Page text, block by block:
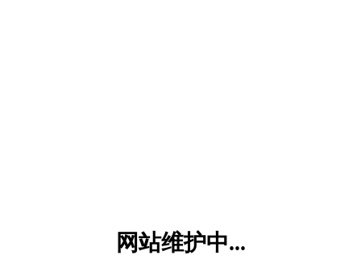
网站维护中...